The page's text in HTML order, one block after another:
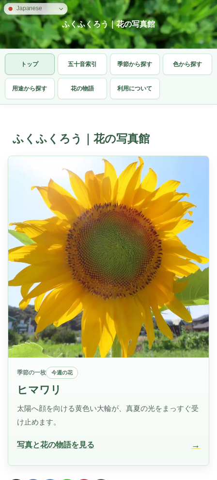
ふくふくろう｜花の写真館
トップ 五十音索引 季節から探す 色から探す
用途から探す 花の物語 利用について
ふくふくろう｜花の写真館
季節の一枚 今週の花
ヒマワリ
太陽へ顔を向ける黄色い大輪が、真夏の光をまっすぐ受
け止めます。
写真と花の物語を見る →
Japanese